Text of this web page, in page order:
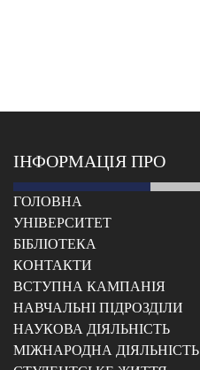
ІНФОРМАЦІЯ ПРО
ГОЛОВНА
УНІВЕРСИТЕТ
БІБЛІОТЕКА
КОНТАКТИ
ВСТУПНА КАМПАНІЯ
НАВЧАЛЬНІ ПІДРОЗДІЛИ
НАУКОВА ДІЯЛЬНІСТЬ
МІЖНАРОДНА ДІЯЛЬНІСТЬ